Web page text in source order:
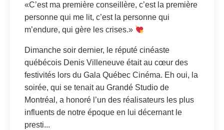
«C’est ma première conseillère, c’est la première
personne qui me lit, c’est la personne qui
m’endure, qui gère les crises.»
Dimanche soir dernier, le réputé cinéaste
québécois Denis Villeneuve était au cœur des
festivités lors du Gala Québec Cinéma. Eh oui, la
soirée, qui se tenait au Grandé Studio de
Montréal, a honoré l’un des réalisateurs les plus
influents de notre époque en lui décernant le
presti...